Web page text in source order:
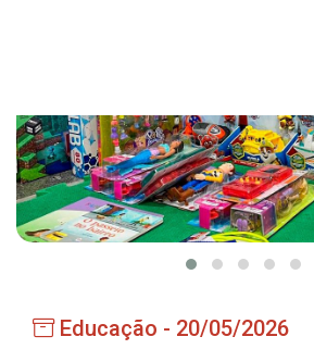
Secretarias
Administração
Agricultura e Meio Ambiente
Obras
Educação - 20/05/2026